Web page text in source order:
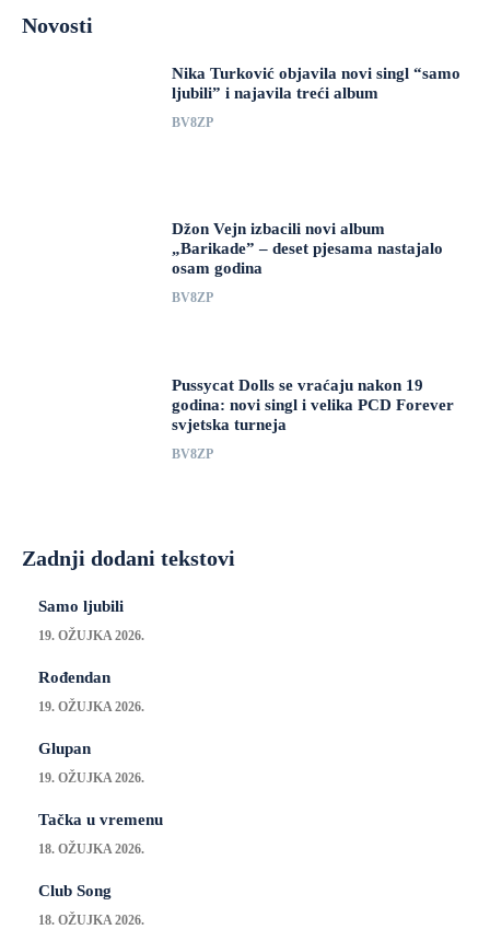
Novosti
Nika Turković objavila novi singl “samo
ljubili” i najavila treći album
BV8ZP
Džon Vejn izbacili novi album
„Barikade” – deset pjesama nastajalo
osam godina
BV8ZP
Pussycat Dolls se vraćaju nakon 19
godina: novi singl i velika PCD Forever
svjetska turneja
BV8ZP
Zadnji dodani tekstovi
Samo ljubili
19. OŽUJKA 2026.
Rođendan
19. OŽUJKA 2026.
Glupan
19. OŽUJKA 2026.
Tačka u vremenu
18. OŽUJKA 2026.
Club Song
18. OŽUJKA 2026.